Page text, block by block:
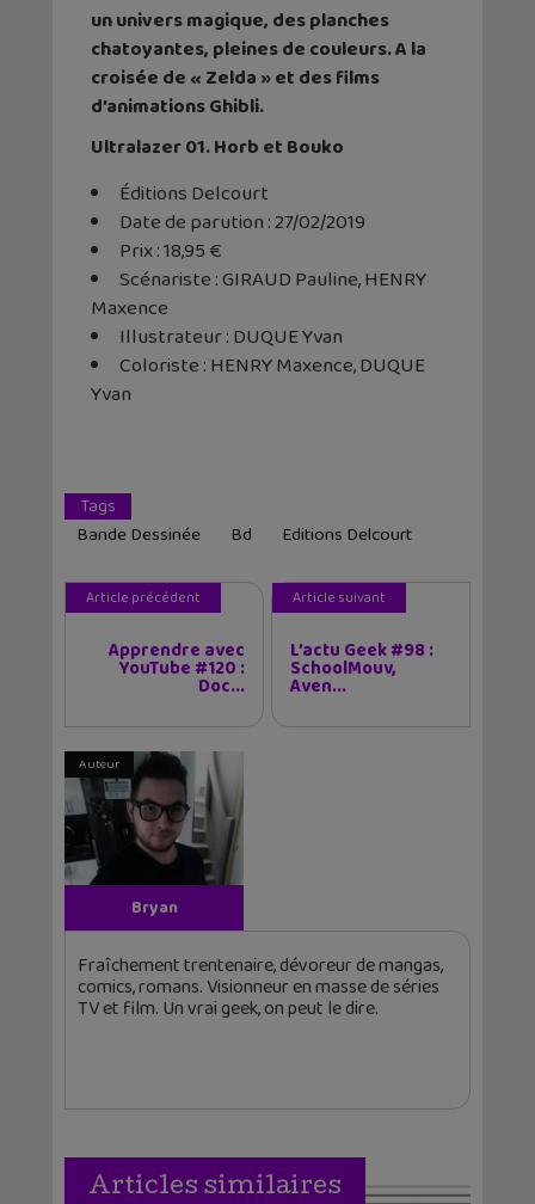
un univers magique, des planches
chatoyantes, pleines de couleurs. A la
croisée de « Zelda » et des films
d’animations Ghibli.
Ultralazer 01. Horb et Bouko
Éditions Delcourt
Date de parution : 27/02/2019
Prix : 18,95 €
Scénariste : GIRAUD Pauline, HENRY
Maxence
Illustrateur : DUQUE Yvan
Coloriste : HENRY Maxence, DUQUE
Yvan
Tags
Bande Dessinée
Bd Editions Delcourt
Article précédent
Apprendre avec
YouTube #120 :
Doc...
Article suivant
L’actu Geek #98 :
SchoolMouv,
Aven...
Auteur
Bryan
Fraîchement trentenaire, dévoreur de mangas,
comics, romans. Visionneur en masse de séries
TV et film. Un vrai geek, on peut le dire.
Articles similaires